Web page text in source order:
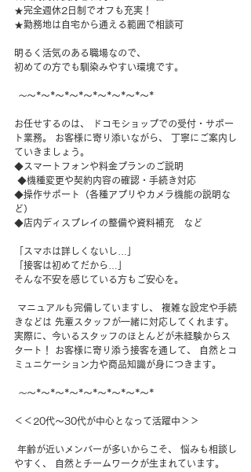
★完全週休2日制でオフも充実！
★勤務地は自宅から通える範囲で相談可
明るく活気のある職場なので、
初めての方でも馴染みやすい環境です。
～～*～*～*～*～*～*～*～*～*
お任せするのは、 ドコモショップでの受付・サポー
ト業務。 お客様に寄り添いながら、 丁寧にご案内し
ていきましょう。
◆スマートフォンや料金プランのご説明
◆機種変更や契約内容の確認・手続き対応
◆操作サポート（各種アプリやカメラ機能の説明な
ど）
◆店内ディスプレイの整備や資料補充　など
「スマホは詳しくないし…」
「接客は初めてだから…」
そんな不安を感じている方もご安心を。
きなどは 先輩スタッフが一緒に対応してくれます。
実際に、今いるスタッフのほとんどが未経験からス
タート！ お客様に寄り添う接客を通して、 自然とコ
ミュニケーション力や商品知識が身につきます。
～～*～*～*～*～*～*～*～*～*
＜＜20代〜30代が中心となって活躍中＞＞
やすく、 自然とチームワークが生まれています。